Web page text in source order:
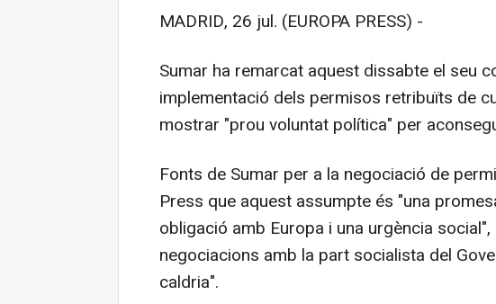
MADRID, 26 jul. (EUROPA PRESS) -
Sumar ha remarcat aquest dissabte el seu
implementació dels permisos retribuïts de
mostrar "prou voluntat política" per
Fonts de Sumar per a la negociació de
Press que aquest assumpte és "una
obligació amb Europa i una urgència
negociacions amb la part socialista del
caldria".